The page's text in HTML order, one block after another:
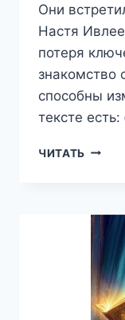
Они
Настя
потеря
знакомство
способны
тексте
ЧИТАТЬ КЛЮЧИ
—